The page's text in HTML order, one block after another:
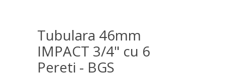
Tubulara 46mm
IMPACT 3/4" cu 6
Pereti - BGS